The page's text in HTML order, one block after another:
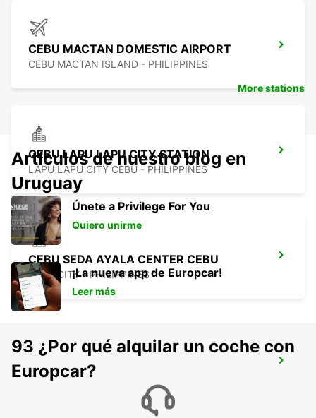
CEBU MACTAN DOMESTIC AIRPORT
CEBU MACTAN ISLAND - PHILIPPINES
CEBU LAPU LAPU CITY STATION
LAPU LAPU CITY CEBU - PHILIPPINES
CEBU SEDA AYALA CENTER CEBU
CEBU CITY - PHILIPPINES
DAVAO AIRPORT VIEW PETROL STATION
DAVAO - PHILIPPINES
More stations
Artículos de nuestro blog en
Uruguay
Únete a Privilege For You
Quiero unirme
¡La nueva app de Europcar!
Leer más
93 ¿Por qué alquilar un coche con
Europcar?